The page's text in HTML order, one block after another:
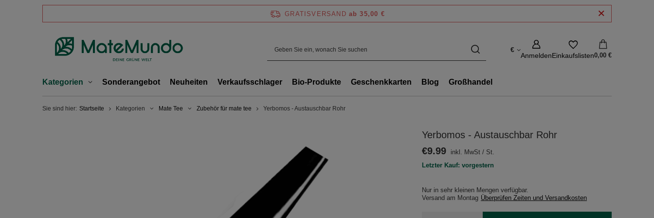
GRATISVERSAND ab 35,00 €
€
AnmeldenEinkaufslisten0,00 €
Kategorien Sonderangebot Neuheiten Verkaufsschlager Bio-Produkte Geschenkkarten Blog Großhandel
Sie sind hier: Startseite Kategorien Mate Tee Zubehör für mate tee Yerbomos - Austauschbar Rohr
Yerbomos - Austauschbar Rohr
Nur in sehr kleinen Mengen verfügbar
Versandam Montag Überprüfen Zeiten und Versandkosten
€9.99 inkl. MwSt / St.
Letzter Kauf: vorgestern